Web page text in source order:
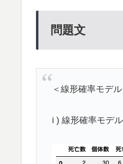
問題文
＜線形確率モデ
i ) 線形確率モデ